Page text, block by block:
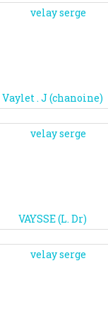
Vaylet . J (chanoine)
VAYSSE (L. Dr)